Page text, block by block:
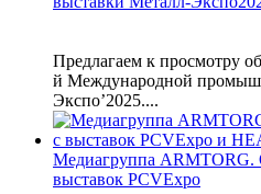
Предлагаем к просмотру
й Международной
Экспо’2025....
Медиагруппа ARMTORG.
выставок PCVExpo